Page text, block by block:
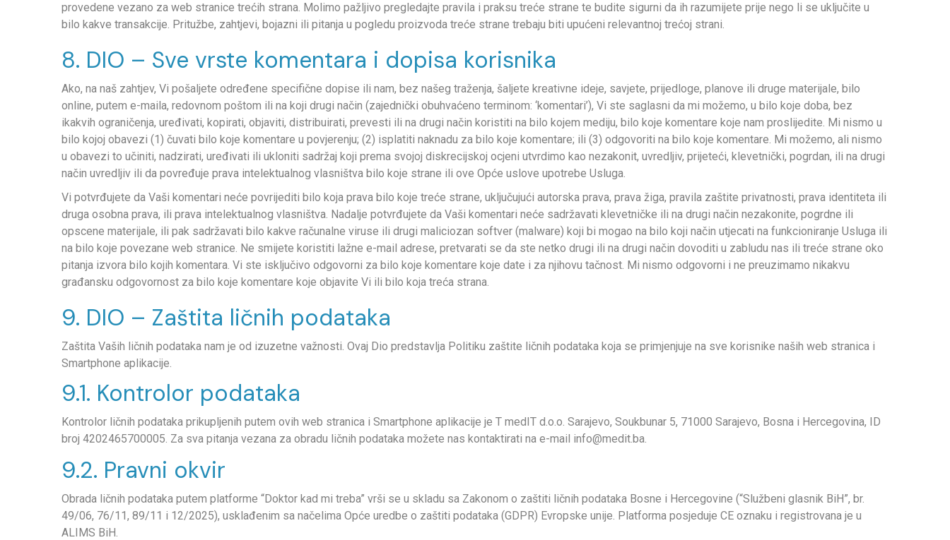
provedene vezano za web stranice trećih strana. Molimo pažljivo pregledajte pravila i praksu treće strane te budite sigurni da ih razumijete prije nego li se uključite u
bilo kakve transakcije. Pritužbe, zahtjevi, bojazni ili pitanja u pogledu proizvoda treće strane trebaju biti upućeni relevantnoj trećoj strani.
8. DIO – Sve vrste komentara i dopisa korisnika
Ako, na naš zahtjev, Vi pošaljete određene specifične dopise ili nam, bez našeg traženja, šaljete kreativne ideje, savjete, prijedloge, planove ili druge materijale, bilo
online, putem e-maila, redovnom poštom ili na koji drugi način (zajednički obuhvaćeno terminom: ‘komentari’), Vi ste saglasni da mi možemo, u bilo koje doba, bez
ikakvih ograničenja, uređivati, kopirati, objaviti, distribuirati, prevesti ili na drugi način koristiti na bilo kojem mediju, bilo koje komentare koje nam proslijedite. Mi nismo u
bilo kojoj obavezi (1) čuvati bilo koje komentare u povjerenju; (2) isplatiti naknadu za bilo koje komentare; ili (3) odgovoriti na bilo koje komentare. Mi možemo, ali nismo
u obavezi to učiniti, nadzirati, uređivati ili ukloniti sadržaj koji prema svojoj diskrecijskoj ocjeni utvrdimo kao nezakonit, uvredljiv, prijeteći, klevetnički, pogrdan, ili na drugi
način uvredljiv ili da povređuje prava intelektualnog vlasništva bilo koje strane ili ove Opće uslove upotrebe Usluga.
Vi potvrđujete da Vaši komentari neće povrijediti bilo koja prava bilo koje treće strane, uključujući autorska prava, prava žiga, pravila zaštite privatnosti, prava identiteta ili
druga osobna prava, ili prava intelektualnog vlasništva. Nadalje potvrđujete da Vaši komentari neće sadržavati klevetničke ili na drugi način nezakonite, pogrdne ili
opscene materijale, ili pak sadržavati bilo kakve računalne viruse ili drugi maliciozan softver (malware) koji bi mogao na bilo koji način utjecati na funkcioniranje Usluga ili
na bilo koje povezane web stranice. Ne smijete koristiti lažne e-mail adrese, pretvarati se da ste netko drugi ili na drugi način dovoditi u zabludu nas ili treće strane oko
pitanja izvora bilo kojih komentara. Vi ste isključivo odgovorni za bilo koje komentare koje date i za njihovu tačnost. Mi nismo odgovorni i ne preuzimamo nikakvu
građansku odgovornost za bilo koje komentare koje objavite Vi ili bilo koja treća strana.
9. DIO – Zaštita ličnih podataka
Zaštita Vaših ličnih podataka nam je od izuzetne važnosti. Ovaj Dio predstavlja Politiku zaštite ličnih podataka koja se primjenjuje na sve korisnike naših web stranica i
Smartphone aplikacije.
9.1. Kontrolor podataka
Kontrolor ličnih podataka prikupljenih putem ovih web stranica i Smartphone aplikacije je T medIT d.o.o. Sarajevo, Soukbunar 5, 71000 Sarajevo, Bosna i Hercegovina, ID
broj 4202465700005. Za sva pitanja vezana za obradu ličnih podataka možete nas kontaktirati na e-mail info@medit.ba
9.2. Pravni okvir
Obrada ličnih podataka putem platforme “Doktor kad mi treba” vrši se u skladu sa Zakonom o zaštiti ličnih podataka Bosne i Hercegovine (“Službeni glasnik BiH”, br.
49/06, 76/11, 89/11 i 12/2025), usklađenim sa načelima Opće uredbe o zaštiti podataka (GDPR) Evropske unije. Platforma posjeduje CE oznaku i registrovana je u
ALIMS BiH.